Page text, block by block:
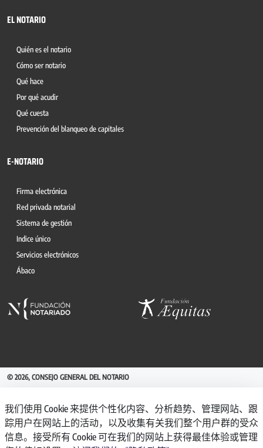
EL NOTARIO
Quién es el notario
Cómo ser notario
Qué hace
Por qué acudir
Qué cuesta
Prevención del blanqueo de capitales
E-NOTARIO
Firma electrónica
Red privada notarial
Sistema de gestión
Indice único
Servicios electrónicos
Ábaco
© 2026, CONSEJO GENERAL DEL NOTARIO
REGISTRO DE ACTIVIDADES DE TRATAMIENTO
AVISO LEGAL
POLÍTICA DE PRIVACIDAD
我们使用 Cookie 来提供个性化内容、分析趋势、管理网站、跟
踪用户在网站上的活动，以及收集有关我们整个用户群的受众
信息。接受所有 Cookie 可在我们的网站上获得最佳体验或管理